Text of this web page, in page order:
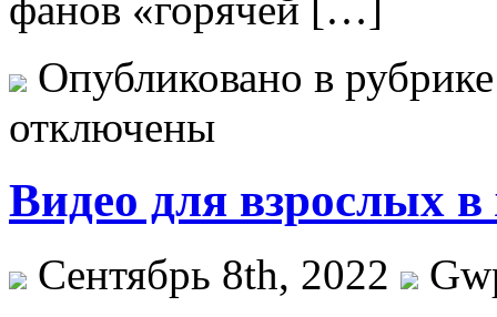
Опубликовано в
отключены
Видео для взрослых
Сентябрь 8th, 2022